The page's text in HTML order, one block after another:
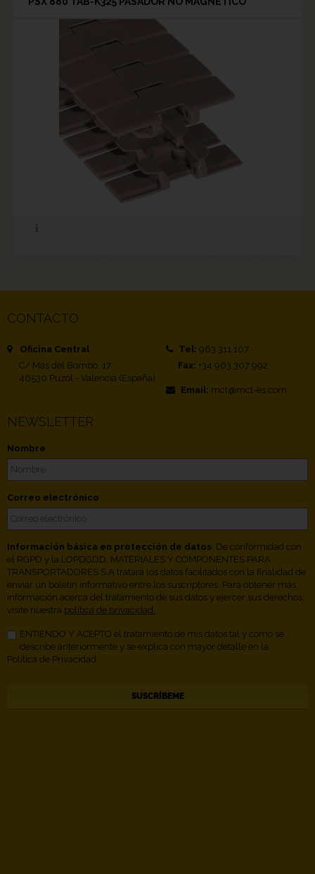
CONTACTO
Oficina Central
C/ Mas del Bombo, 17
46530 Puzol - Valencia (España)
Tel: 963 311 107
Fax: +34 963 307 992
Email: mct@mct-es.com
NEWSLETTER
Nombre
Correo electrónico
Información básica en protección de datos . De conformidad con
el RGPD y la LOPDGDD, MATERIALES Y COMPONENTES PARA
TRANSPORTADORES S.A tratará los datos facilitados con la finalidad de
enviar un boletín informativo entre los suscriptores. Para obtener más
información acerca del tratamiento de sus datos y ejercer sus derechos,
visite nuestra política de privacidad.
ENTIENDO Y ACEPTO el tratamiento de mis datos tal y como se
describe anteriormente y se explica con mayor detalle en la
Política de Privacidad.